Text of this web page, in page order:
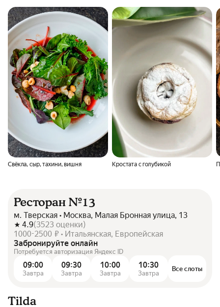
Свёкла, сыр, тахини, вишня Кростата с голубикой
Ресторан №13
м. Тверская • Москва, Малая Бронная улица, 13
4.9(3523 оценки)
1000-2500 ₽ • Итальянская, Европейская
Забронируйте онлайн
Потребуется авторизация Яндекс ID
09:00
Завтра
09:30
Завтра
10:00
Завтра
10:30
Завтра
Все слоты
Tilda